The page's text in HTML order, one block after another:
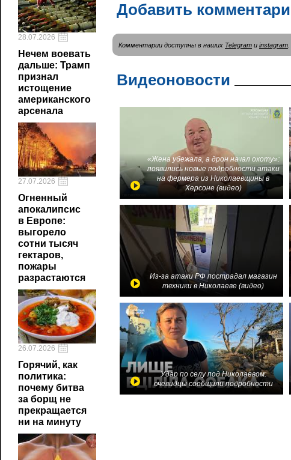
28.07.2026
Нечем воевать
дальше: Трамп
признал
истощение
американского
арсенала
27.07.2026
Огненный
апокалипсис
в Европе:
выгорело
сотни тысяч
гектаров,
пожары
разрастаются
26.07.2026
Горячий, как
политика:
почему битва
за борщ не
прекращается
ни на минуту
Добавить
Комментарии доступны в наших Telegram и instagram
Видеоновости
«Жена убежала, а дрон начал охоту»:
появились новые подробности атаки
на фермера из Николаевщины в
Херсоне (видео)
Из-за атаки РФ пострадал магазин
техники в Николаеве (видео)
Удар по селу под Николаевом:
очевидцы сообщили подробности